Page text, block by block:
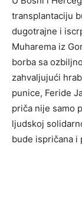
transplantaciju
dugotrajne i
Muharema iz
borba sa
zahvaljujući
punice, Feride
priča nije samo
ljudskoj
bude ispričana i